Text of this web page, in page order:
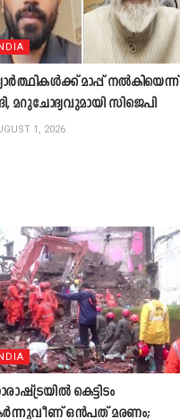
മാപ്പ് നൽകിയെന്ന്
മറുചോദ്യവുമായി സിജെപി
1, 2026
INDIA
കെട്ടിടം
ഒൻപത് മരണം;